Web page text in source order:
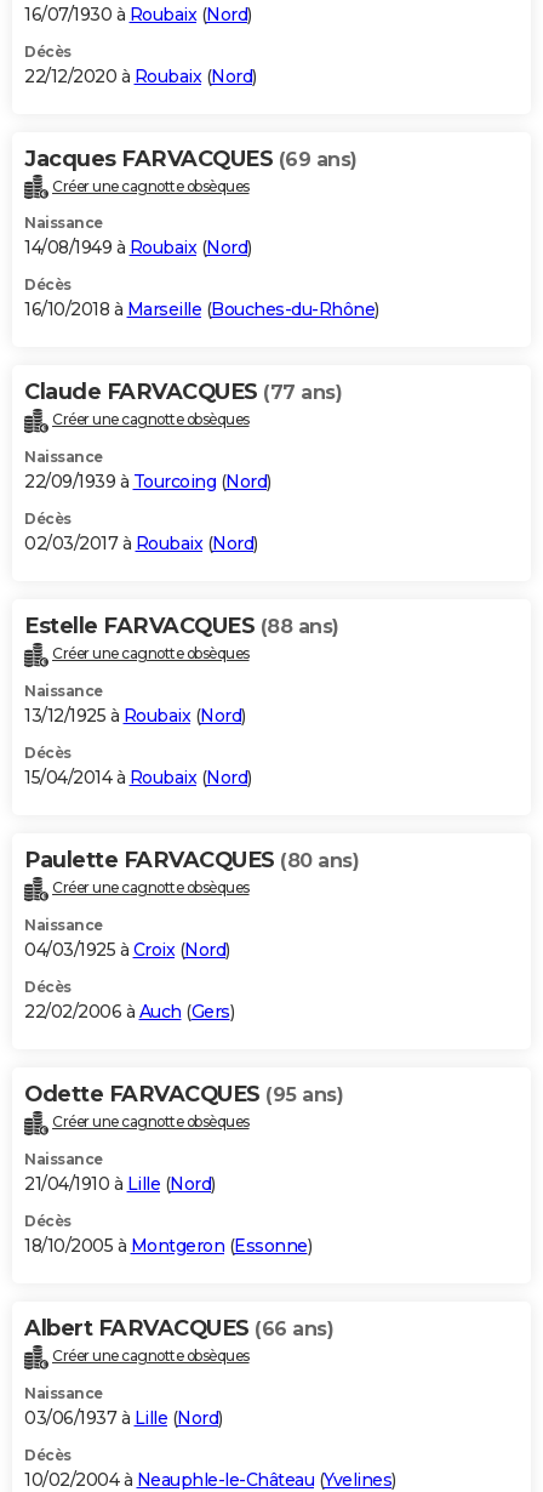
16/07/1930 à Roubaix (Nord)
Décès
22/12/2020 à Roubaix (Nord)
Jacques FARVACQUES (69 ans)
Créer une cagnotte obsèques
Naissance
14/08/1949 à Roubaix(Nord)
Décès
16/10/2018 à Marseille (Bouches-du-Rhône)
Claude FARVACQUES (77 ans)
Créer une cagnotte obsèques
Naissance
22/09/1939 à Tourcoing (Nord)
Décès
02/03/2017 à Roubaix(Nord)
Estelle FARVACQUES (88 ans)
Créer une cagnotte obsèques
Naissance
13/12/1925 à Roubaix(Nord)
Décès
15/04/2014 à Roubaix(Nord)
Paulette FARVACQUES (80 ans)
Créer une cagnotte obsèques
Naissance
04/03/1925 à Croix(Nord)
Décès
22/02/2006 à Auch (Gers)
Odette FARVACQUES (95 ans)
Créer une cagnotte obsèques
Naissance
21/04/1910 à Lille (Nord)
Décès
18/10/2005 à Montgeron (Essonne)
Albert FARVACQUES (66 ans)
Créer une cagnotte obsèques
Naissance
03/06/1937 à Lille (Nord)
Décès
10/02/2004 à Neauphle-le-Château (Yvelines)